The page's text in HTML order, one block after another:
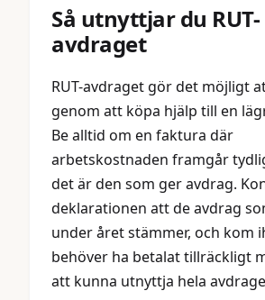
Så utnyttjar du RUT-
avdraget
RUT-avdraget gör det möjligt
genom att köpa hjälp till en
Be alltid om en faktura där
arbetskostnaden framgår
det är den som ger avdrag.
deklarationen att de avdrag
under året stämmer, och kom
behöver ha betalat tillräckligt
att kunna utnyttja hela